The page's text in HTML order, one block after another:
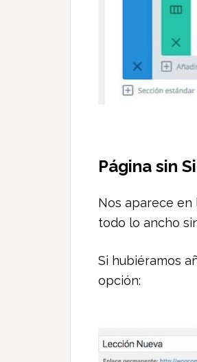
Página sin
Nos aparece
todo lo ancho
Si hubiéramos
opción: